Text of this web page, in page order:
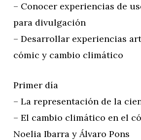
– Conocer experiencias de
para divulgación
– Desarrollar experiencias
cómic y cambio climático
Primer día
– La representación de la
– El cambio climático en el
Noelia Ibarra y Álvaro Pons